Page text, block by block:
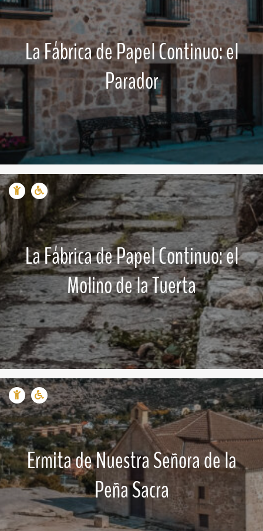
La Fábrica de Papel Continuo: el
Parador
La Fábrica de Papel Continuo: el
Molino de la Tuerta
Ermita de Nuestra Señora de la
Peña Sacra